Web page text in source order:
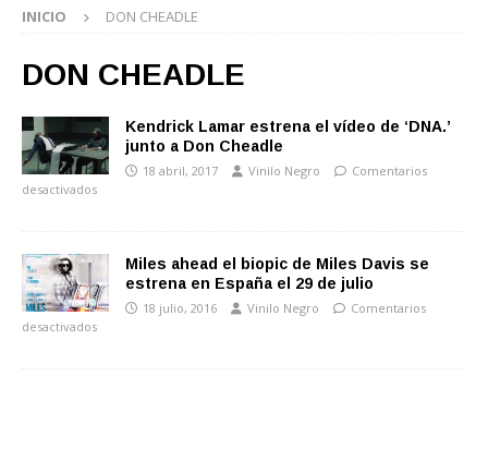
INICIO DON CHEADLE
DON CHEADLE
Kendrick Lamar estrena el vídeo de ‘DNA.’
junto a Don Cheadle
18 abril, 2017 Vinilo Negro
Comentarios
desactivados
Miles ahead el biopic de Miles Davis se
estrena en España el 29 de julio
18 julio, 2016 Vinilo Negro
Comentarios
desactivados